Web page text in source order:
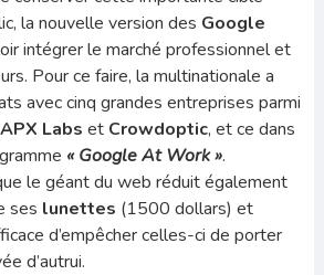
la nouvelle version des Google
intégrer le marché professionnel et
Pour ce faire, la multinationale a
avec cinq grandes entreprises parmi
APX Labs et Crowdoptic, et ce dans
« Google At Work ».
le géant du web réduit également
ses lunettes (1500 dollars) et
d’empêcher celles-ci de porter
d’autrui.